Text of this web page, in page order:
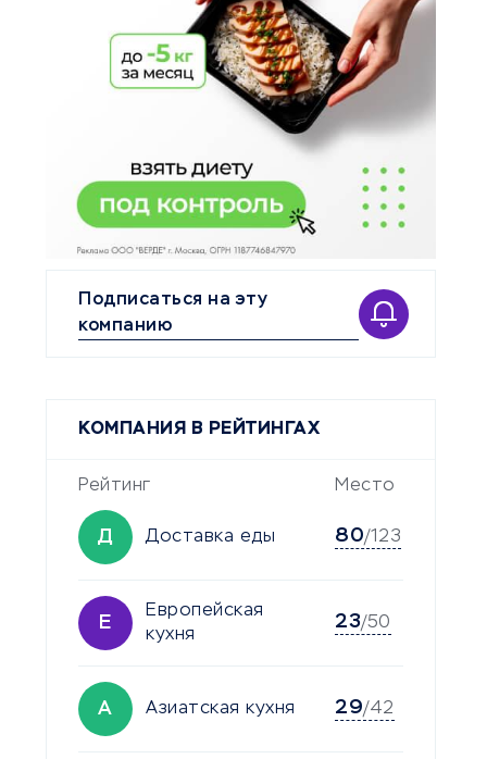
Подписаться на эту
компанию
КОМПАНИЯ В РЕЙТИНГАХ
Рейтинг Место
Д Доставка еды 80/123
Е
Европейская
кухня
23/50
А Азиатская кухня 29/42